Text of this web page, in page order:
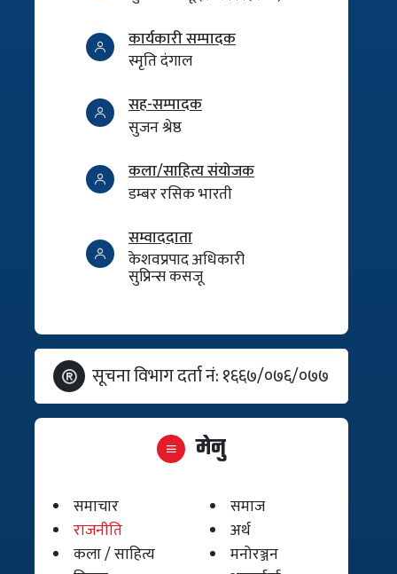
कार्यकारी सम्पादक
स्मृति दंगाल
सह-सम्पादक
सुजन श्रेष्ठ
कला/साहित्य संयोजक
डम्बर रसिक भारती
सम्वाददाता
केशवप्रपाद अधिकारी
सुप्रिन्स कसजू
सूचना विभाग दर्ता नं: १६६७/०७६/०७७
मेनु
समाचार
समाज
राजनीति
अर्थ
कला / साहित्य
मनोरञ्जन